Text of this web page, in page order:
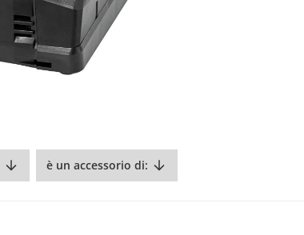
è un accessorio di: